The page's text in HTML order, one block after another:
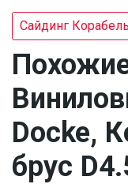
Сайдинг
Docke,
брус